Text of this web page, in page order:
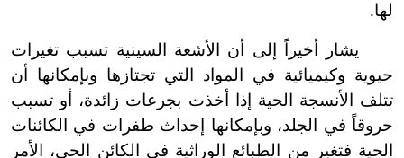
لها.
يشار أخيراً إلى أن الأشعة السينية تسبب تغيرات
حيوية وكيميائية في المواد التي تجتازها وبإمكانها أن
تتلف الأنسجة الحية إذا أخذت بجرعات زائدة، أو تسبب
حروقاً في الجلد، وبإمكانها إحداث طفرات في الكائنات
الحية فتغير من الطبائع الوراثية في الكائن الحي، الأمر